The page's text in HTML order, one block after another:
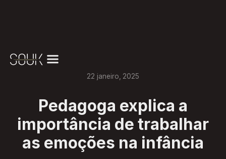
22 janeiro 2025
Pedagoga explica a
importância de trabalhar
as emoções na infância